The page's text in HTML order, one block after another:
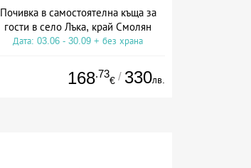
Почивка в самостоятелна къща за
гости в село Лъка, край Смолян
Дата: 03.06 - 30.09 + без храна
168.73
€ / 330лв.